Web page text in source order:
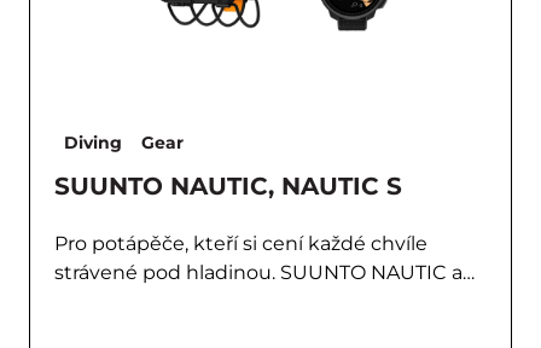
Diving Gear
SUUNTO NAUTIC, NAUTIC S
Pro potápěče, kteří si cení každé chvíle
strávené pod hladinou. SUUNTO NAUTIC a…